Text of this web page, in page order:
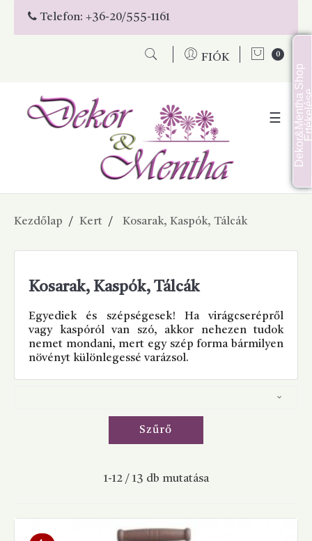
Telefon: +36-20/555-1161
0
FIÓK
Toggle
☰
Kezdőlap Kert Kosarak, Kaspók, Tálcák
Kosarak, Kaspók, Tálcák
Egyediek és szépségesek! Ha virágcserépről
vagy kaspóról van szó, akkor nehezen tudok
nemet mondani, mert egy szép forma bármilyen
növényt különlegessé varázsol.

Szűrő
1-12 / 13 db mutatása
D
e
k
o
r
&
M
e
n
t
h
a
S
h
o
p
É
r
t
é
k
e
l
é
s